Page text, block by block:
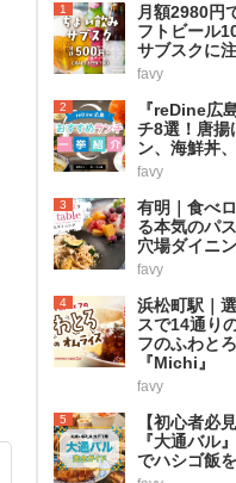
1
月額2980円
フトビール
サブスクに
favy
2
『reDine広
チ8選！唐揚
ン、海鮮丼
favy
3
有明｜食べ
る本気のパ
穴場ダイニ
favy
4
浜松町駅｜
スで14通り
フのふわと
『Michi』
favy
5
【初心者必
『大通バル
でハシゴ飯